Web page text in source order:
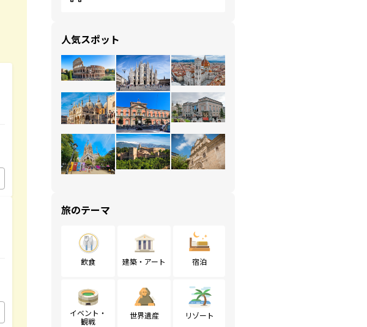
人気スポット
旅のテーマ
飲食 建築・アート 宿泊
イベント・
観戦
世界遺産 リゾート